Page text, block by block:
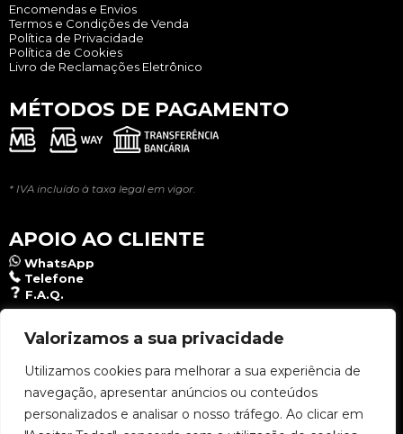
Valorizamos a sua privacidade
Utilizamos cookies para melhorar a sua experiência de
navegação, apresentar anúncios ou conteúdos
personalizados e analisar o nosso tráfego. Ao clicar em
Encomendas e Envios
Termos e Condições de Venda
Política de Privacidade
Política de Cookies
Livro de Reclamações Eletrônico
MÉTODOS DE PAGAMENTO
* IVA incluído à taxa legal em vigor.
APOIO AO CLIENTE
WhatsApp
Telefone
F.A.Q.
NEWSLETTER